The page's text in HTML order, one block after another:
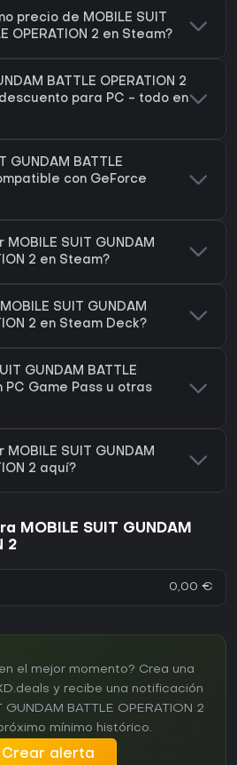
precio de MOBILE SUIT
OPERATION 2 en Steam?
BATTLE OPERATION 2
para PC - todo en
GUNDAM BATTLE
con GeForce
SUIT GUNDAM
2 en Steam?
SUIT GUNDAM
2 en Steam Deck?
GUNDAM BATTLE
PC Game Pass u otras
SUIT GUNDAM
2 aquí?
MOBILE SUIT GUNDAM
2
0,00 €
el mejor momento? Crea una
y recibe una notificación
GUNDAM BATTLE OPERATION 2
mínimo histórico.
Crear alerta